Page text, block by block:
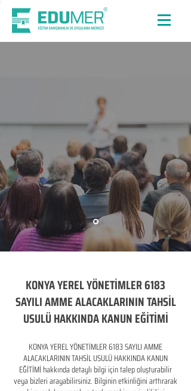
KONYA YEREL YÖNETİMLER 6183
SAYILI AMME ALACAKLARININ TAHSİL
USULÜ HAKKINDA KANUN EĞİTİMİ
KONYA YEREL YÖNETİMLER 6183 SAYILI AMME
ALACAKLARININ TAHSİL USULÜ HAKKINDA KANUN
EĞİTİMİ hakkında detaylı bilgi için talep oluşturabilir
veya bizleri arayabilirsiniz. Bilginin etkinliğini arttırarak